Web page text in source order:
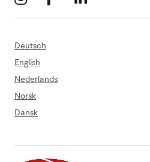
Deutsch
English
Nederlands
Norsk
Dansk